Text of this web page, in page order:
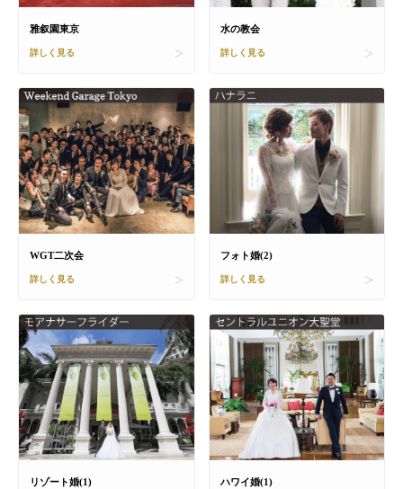
雅叙園東京
詳しく見る
水の教会
詳しく見る
WGT二次会
詳しく見る
フォト婚(2)
詳しく見る
リゾート婚(1) ハワイ婚(1)